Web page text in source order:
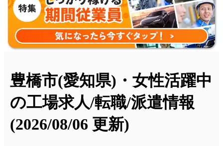
豊橋市(愛知県)・女性活躍中
の工場求人/転職/派遣情報
(2026/08/06 更新)